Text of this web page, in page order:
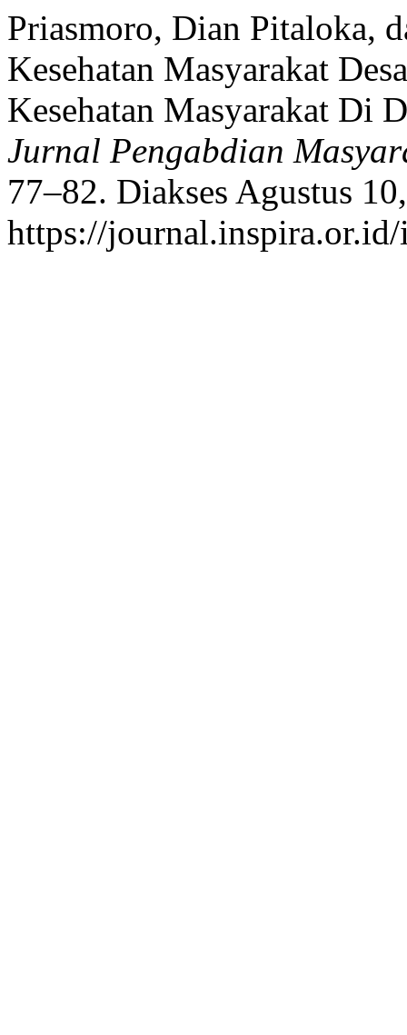
Priasmoro, Dian Pitaloka,
Kesehatan Masyarakat
Kesehatan Masyarakat Di
Jurnal Pengabdian
77–82. Diakses Agustus
https://